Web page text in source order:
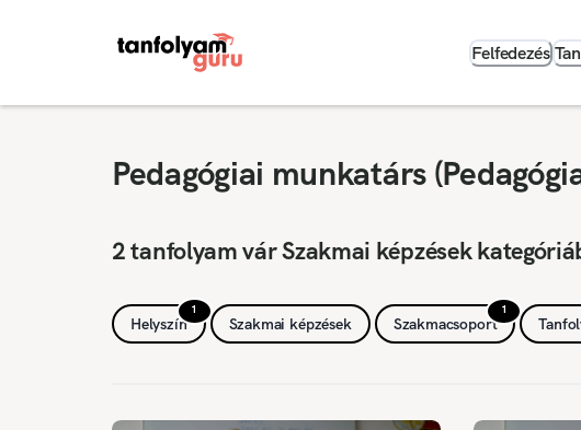
Felfedezés
Pedagógiai munkatárs
2 tanfolyam vár Szakmai képzések
1
Helyszín Szakmai képzések
1
Szakmacsoport